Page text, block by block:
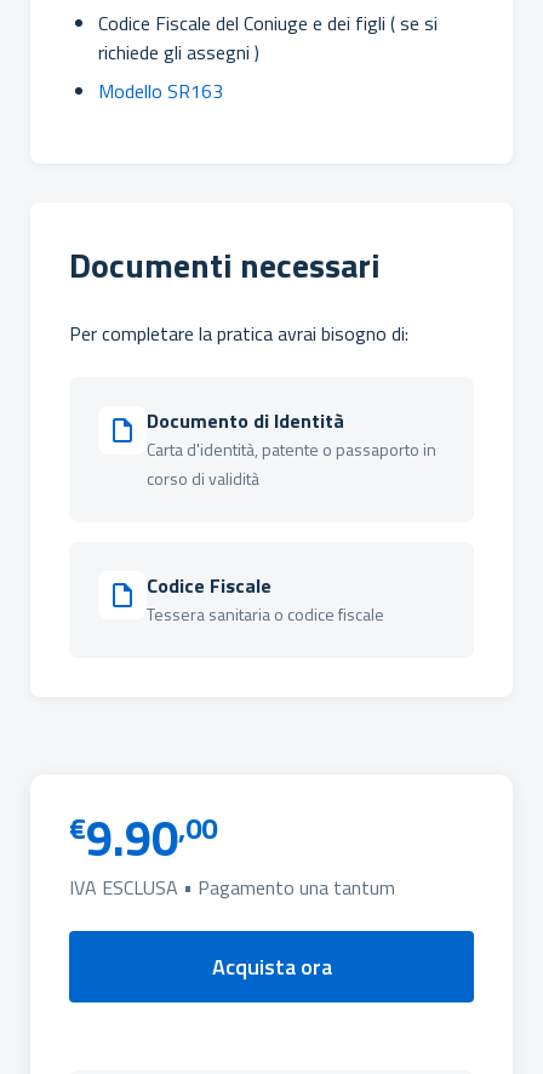
Codice Fiscale del Coniuge e dei figli ( se si
richiede gli assegni )
Modello SR163
Documenti necessari
Per completare la pratica avrai bisogno di:
Documento di Identità
Carta d'identità, patente o passaporto in
corso di validità
Codice Fiscale
Tessera sanitaria o codice fiscale
€9.90,00
IVA ESCLUSA • Pagamento una tantum
Acquista ora